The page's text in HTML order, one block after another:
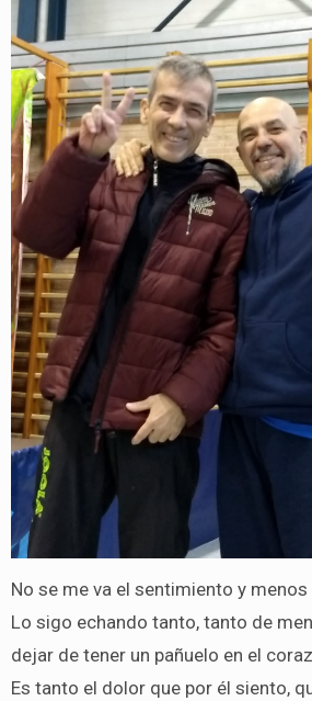
No se me va el sentimiento y
Lo sigo echando tanto, tanto de
dejar de tener un pañuelo en el
Es tanto el dolor que por él siento,